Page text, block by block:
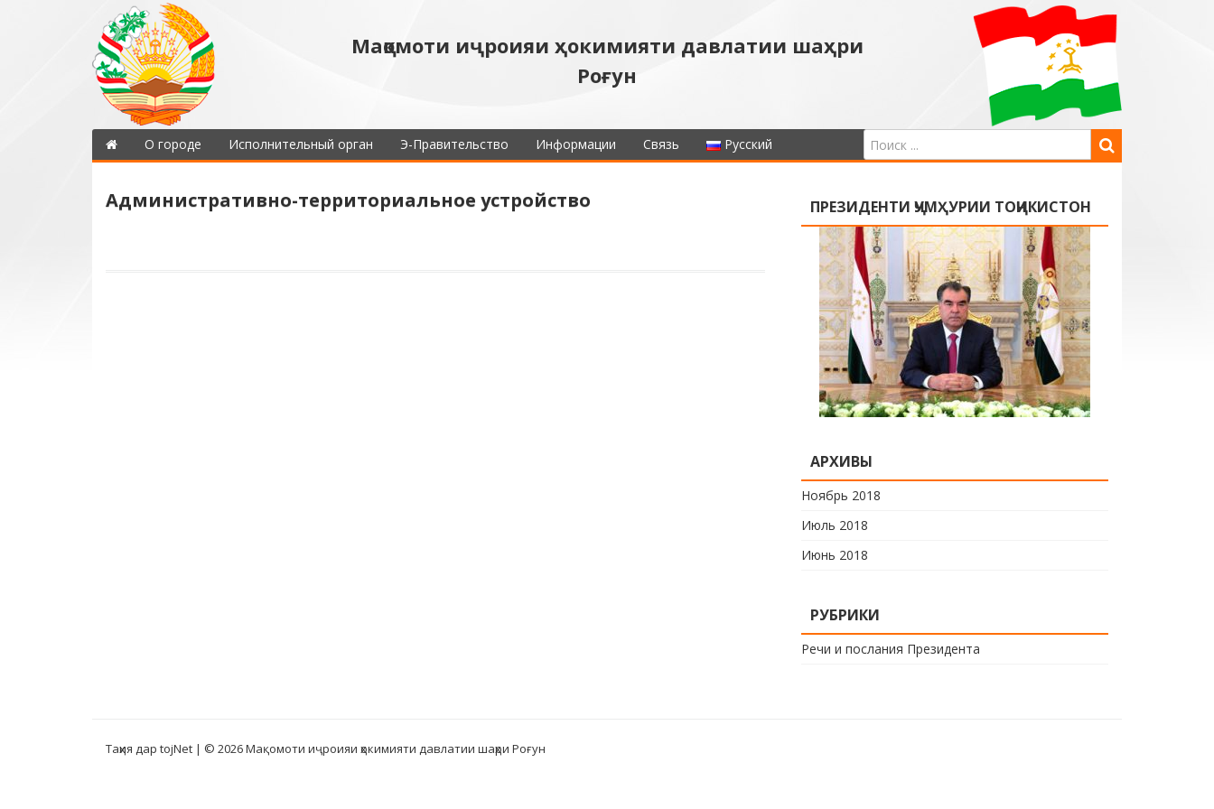
Мақомоти иҷроияи ҳокимияти давлатии шаҳри
Роғун
О городе Исполнительный орган Э-Правительство Информации Связь Русский
Административно-территориальное устройство ПРЕЗИДЕНТИ ҶУМҲУРИИ ТОҶИКИСТОН
АРХИВЫ
Ноябрь 2018
Июль 2018
Июнь 2018
РУБРИКИ
Речи и послания Президента
Таҳия дар tojNet | © 2026 Мақомоти иҷроияи ҳокимияти давлатии шаҳри Роғун